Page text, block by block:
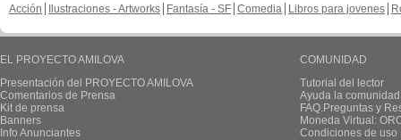
Acción
Ilustraciones - Artworks Fantasía - SF Comedia Libros para jovenes
EL PROYECTO AMILOVA
Presentación del PROYECTO AMILOVA
Comentarios de Prensa
Kit de prensa
Banners
Info Anunciantes
COMUNIDAD
Tutorial del lector
Ayuda la
FAQ.Preguntas y
Moneda Virtual:
Condiciones de uso